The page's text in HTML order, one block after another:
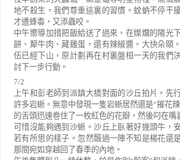
地不殺生，我們尊重這裏的習慣。蚊蚋不停干
才遭蜂毒，又添蟲咬。
中午嚮導加措把飯給送了過來，在燦爛的陽光
餅、犛牛肉、藏雞蛋，還有辣椒醬。大快朵頤
伍已經下山，原計劃再在村裏盤桓一天的我們
討下一步行動。
7/2
上午和彭老師到派鎮大橋對面的沙丘拍片。先
許多岩蜥。無意中發現一隻岩蜥居然還是“摧花
的舌頭迅速卷住了一枚紅色的花瓣，然後叼在嘴
可惜沒能夠遇到沙蜥。沙丘上臥著好幾頭牛，
若有所思的樣子。忽然飄過一陣不知是楊花還
那間宛如穿越回了春季的內地。